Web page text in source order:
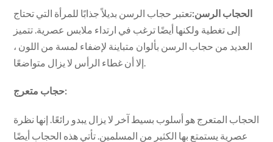
الحجاب الرسن:تعتبر حجاب الرسن بديلاً جذابًا للمرأة التي تحتاج
إلى تغطية ولكنها أيضًا ترغب في ارتداء ملابس عصرية. تتميز
العديد من حجاب الرسن بألوان متباينة لإضفاء لمسة من اللون ،
إلا أن غطاء الرأس لا يزال متواضعًا.
حجاب متعرج:
الحجاب المتعرج هو أسلوب بسيط آخر لا يزال يبدو رائعًا. إنها نظرة
عصرية يستمتع بها الكثير من المسلمين. تأتي هذه الحجاب أيضًا